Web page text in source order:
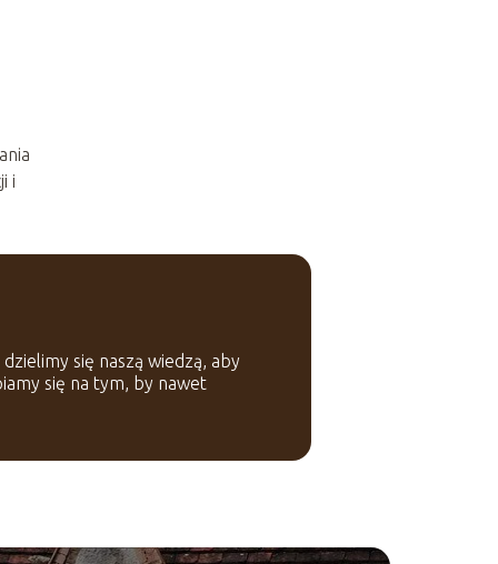
i
się naszą wiedzą, aby
się na tym, by nawet